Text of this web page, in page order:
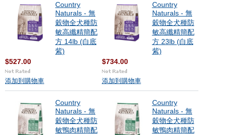
Country
Naturals - 無
穀物全犬種防
敏高纖精簡配
方 14lb (白底
紫)
$527.00
添加到購物車
Country
Naturals - 無
穀物全犬種防
敏高纖精簡配
方 23lb (白底
紫)
$734.00
添加到購物車
Country
Naturals - 無
穀物全犬種防
敏鴨肉精簡配
Country
Naturals - 無
穀物全犬種防
敏鴨肉精簡配